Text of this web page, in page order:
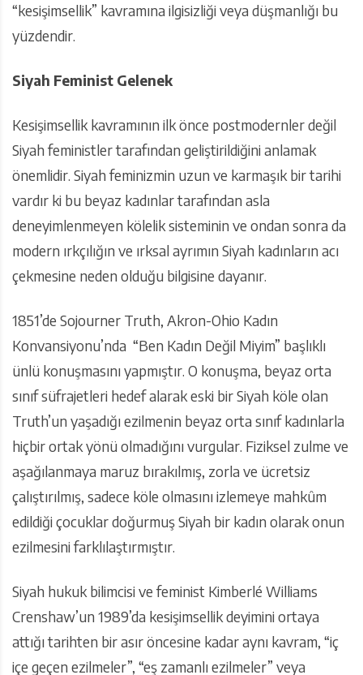
“kesişimsellik” kavramına ilgisizliği veya düşmanlığı bu
yüzdendir.
Siyah Feminist Gelenek
Kesişimsellik kavramının ilk önce postmodernler değil
Siyah feministler tarafından geliştirildiğini anlamak
önemlidir. Siyah feminizmin uzun ve karmaşık bir tarihi
vardır ki bu beyaz kadınlar tarafından asla
deneyimlenmeyen kölelik sisteminin ve ondan sonra da
modern ırkçılığın ve ırksal ayrımın Siyah kadınların acı
çekmesine neden olduğu bilgisine dayanır.
1851’de Sojourner Truth, Akron-Ohio Kadın
Konvansiyonu’nda “Ben Kadın Değil Miyim” başlıklı
ünlü konuşmasını yapmıştır. O konuşma, beyaz orta
sınıf süfrajetleri hedef alarak eski bir Siyah köle olan
Truth’un yaşadığı ezilmenin beyaz orta sınıf kadınlarla
hiçbir ortak yönü olmadığını vurgular. Fiziksel zulme ve
aşağılanmaya maruz bırakılmış, zorla ve ücretsiz
çalıştırılmış, sadece köle olmasını izlemeye mahkûm
edildiği çocuklar doğurmuş Siyah bir kadın olarak onun
ezilmesini farklılaştırmıştır.
Siyah hukuk bilimcisi ve feminist Kimberlé Williams
Crenshaw’un 1989’da kesişimsellik deyimini ortaya
attığı tarihten bir asır öncesine kadar aynı kavram, “iç
içe geçen ezilmeler”, “eş zamanlı ezilmeler” veya